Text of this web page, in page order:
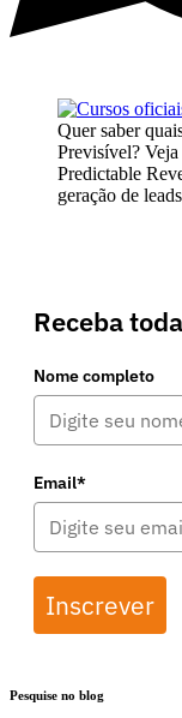
Quer saber
Previsível? Veja
Predictable
geração de
Receba
Nome completo
Email*
Inscrever
Pesquise no blog